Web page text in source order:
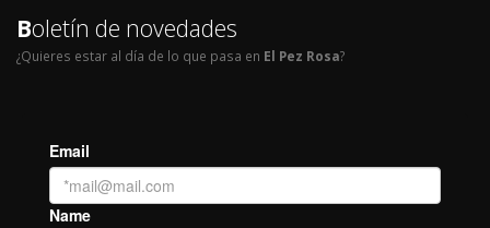
Boletín de novedades
¿Quieres estar al día de lo que pasa en El Pez Rosa?